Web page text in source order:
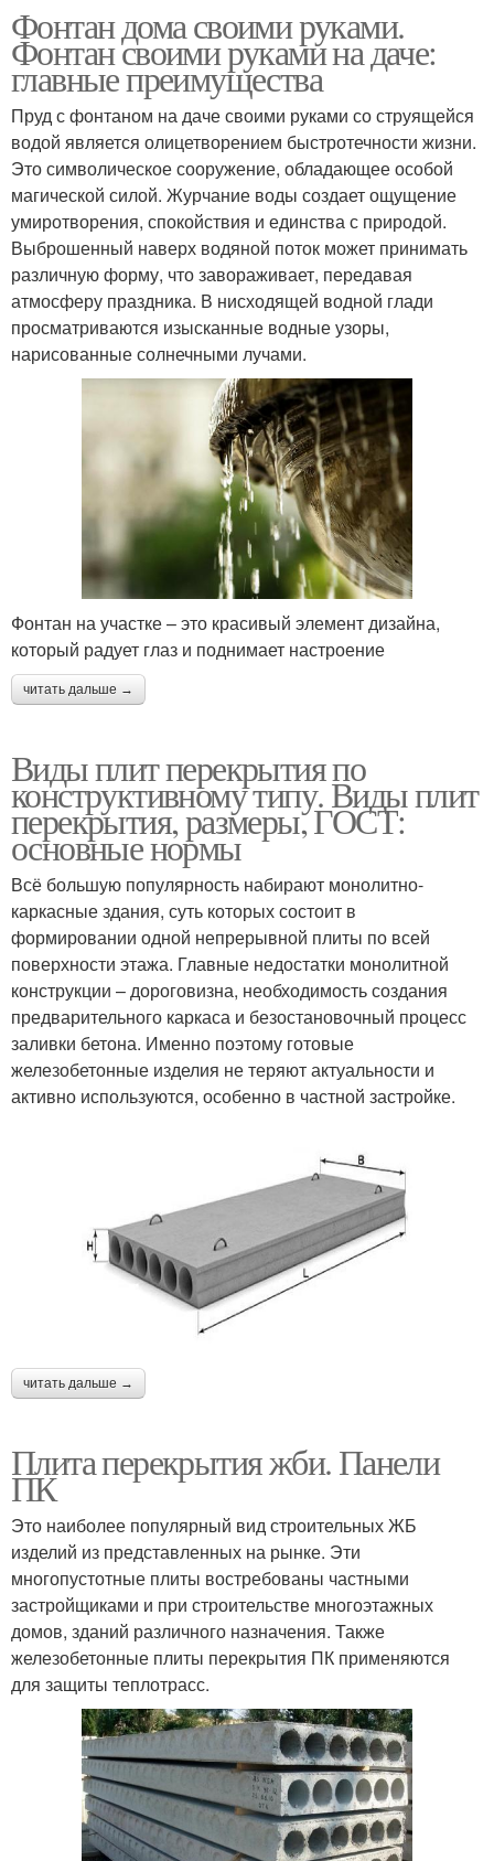
Фонтан дома своими руками.
Фонтан своими руками на даче:
главные преимущества
Пруд с фонтаном на даче своими руками со струящейся
водой является олицетворением быстротечности жизни.
Это символическое сооружение, обладающее особой
магической силой. Журчание воды создает ощущение
умиротворения, спокойствия и единства с природой.
Выброшенный наверх водяной поток может принимать
различную форму, что завораживает, передавая
атмосферу праздника. В нисходящей водной глади
просматриваются изысканные водные узоры,
нарисованные солнечными лучами.
Фонтан на участке – это красивый элемент дизайна,
который радует глаз и поднимает настроение
читать дальше →
Виды плит перекрытия по
конструктивному типу. Виды плит
перекрытия, размеры, ГОСТ:
основные нормы
Всё большую популярность набирают монолитно-
каркасные здания, суть которых состоит в
формировании одной непрерывной плиты по всей
поверхности этажа. Главные недостатки монолитной
конструкции – дороговизна, необходимость создания
предварительного каркаса и безостановочный процесс
заливки бетона. Именно поэтому готовые
железобетонные изделия не теряют актуальности и
активно используются, особенно в частной застройке.
читать дальше →
Плита перекрытия жби. Панели
ПК
Это наиболее популярный вид строительных ЖБ
изделий из представленных на рынке. Эти
многопустотные плиты востребованы частными
застройщиками и при строительстве многоэтажных
домов, зданий различного назначения. Также
железобетонные плиты перекрытия ПК применяются
для защиты теплотрасс.